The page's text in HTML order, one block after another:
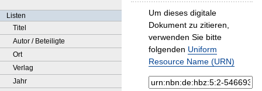
Listen
Titel
Autor / Beteiligte
Ort
Verlag
Jahr
Um dieses digitale
Dokument zu zitieren,
verwenden Sie bitte
folgenden Uniform
Resource Name (URN)